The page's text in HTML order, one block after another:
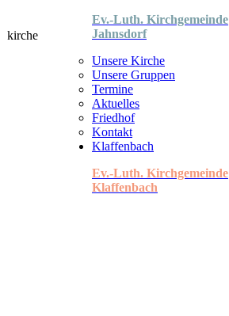
Ev.-Luth. Kirchgemeinde
Jahnsdorf
Unsere Kirche
Unsere Gruppen
Termine
Aktuelles
Friedhof
Kontakt
Klaffenbach
Ev.-Luth. Kirchgemeinde
Klaffenbach